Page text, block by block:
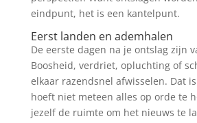
eindpunt, het is een kantelpunt.
Eerst landen en ademhalen
De eerste dagen na je ontslag zijn
Boosheid, verdriet, opluchting of
elkaar razendsnel afwisselen. Dat
hoeft niet meteen alles op orde te
jezelf de ruimte om het nieuws te